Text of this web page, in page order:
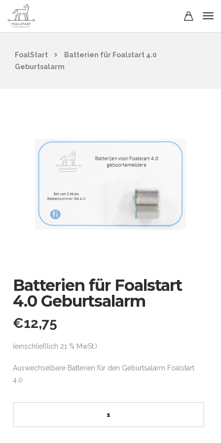
FoalStart
Batterien für Foalstart 4.0
Geburtsalarm
Batterien für Foalstart
4.0 Geburtsalarm
€12,75
(einschließlich 21 % MwSt.)
Auswechselbare Batterien für den Geburtsalarm Foalstart
4.0